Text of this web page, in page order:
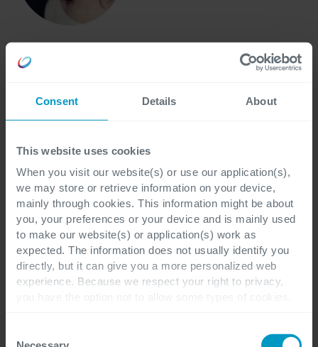
Consent Details About
This website uses cookies
When you visit our website(s) or use our application(s),
we may store or retrieve information on your device,
mainly through cookies. This information might be about
you, your preferences or your device and is mainly used
to make our website(s) or application(s) work as
expected. The information does not usually identify you
directly, but it can give you a more personalized web
experience. Because we respect your right to privacy,
you disable certain cookies, you should be aware that
Hilde van der Pijl,
Agile Business Coach, Yello Strom GmbH
„Mit Cegeka haben wir einen zuverlässigen
Flexibilität von Cegeka sehr zu schätzen und
werden aufgrund der reibungslosen
Zusammenarbeit Cegeka immer
weiterempfehlen.“